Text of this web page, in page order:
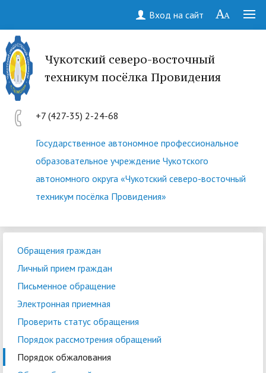
Вход на сайт
Чукотский северо-восточный
техникум посёлка Провидения
+7 (427-35) 2-24-68
Государственное автономное профессиональное
образовательное учреждение Чукотского
автономного округа «Чукотский северо-восточный
техникум посёлка Провидения»
Обращения граждан
Личный прием граждан
Письменное обращение
Электронная приемная
Проверить статус обращения
Порядок рассмотрения обращений
Порядок обжалования